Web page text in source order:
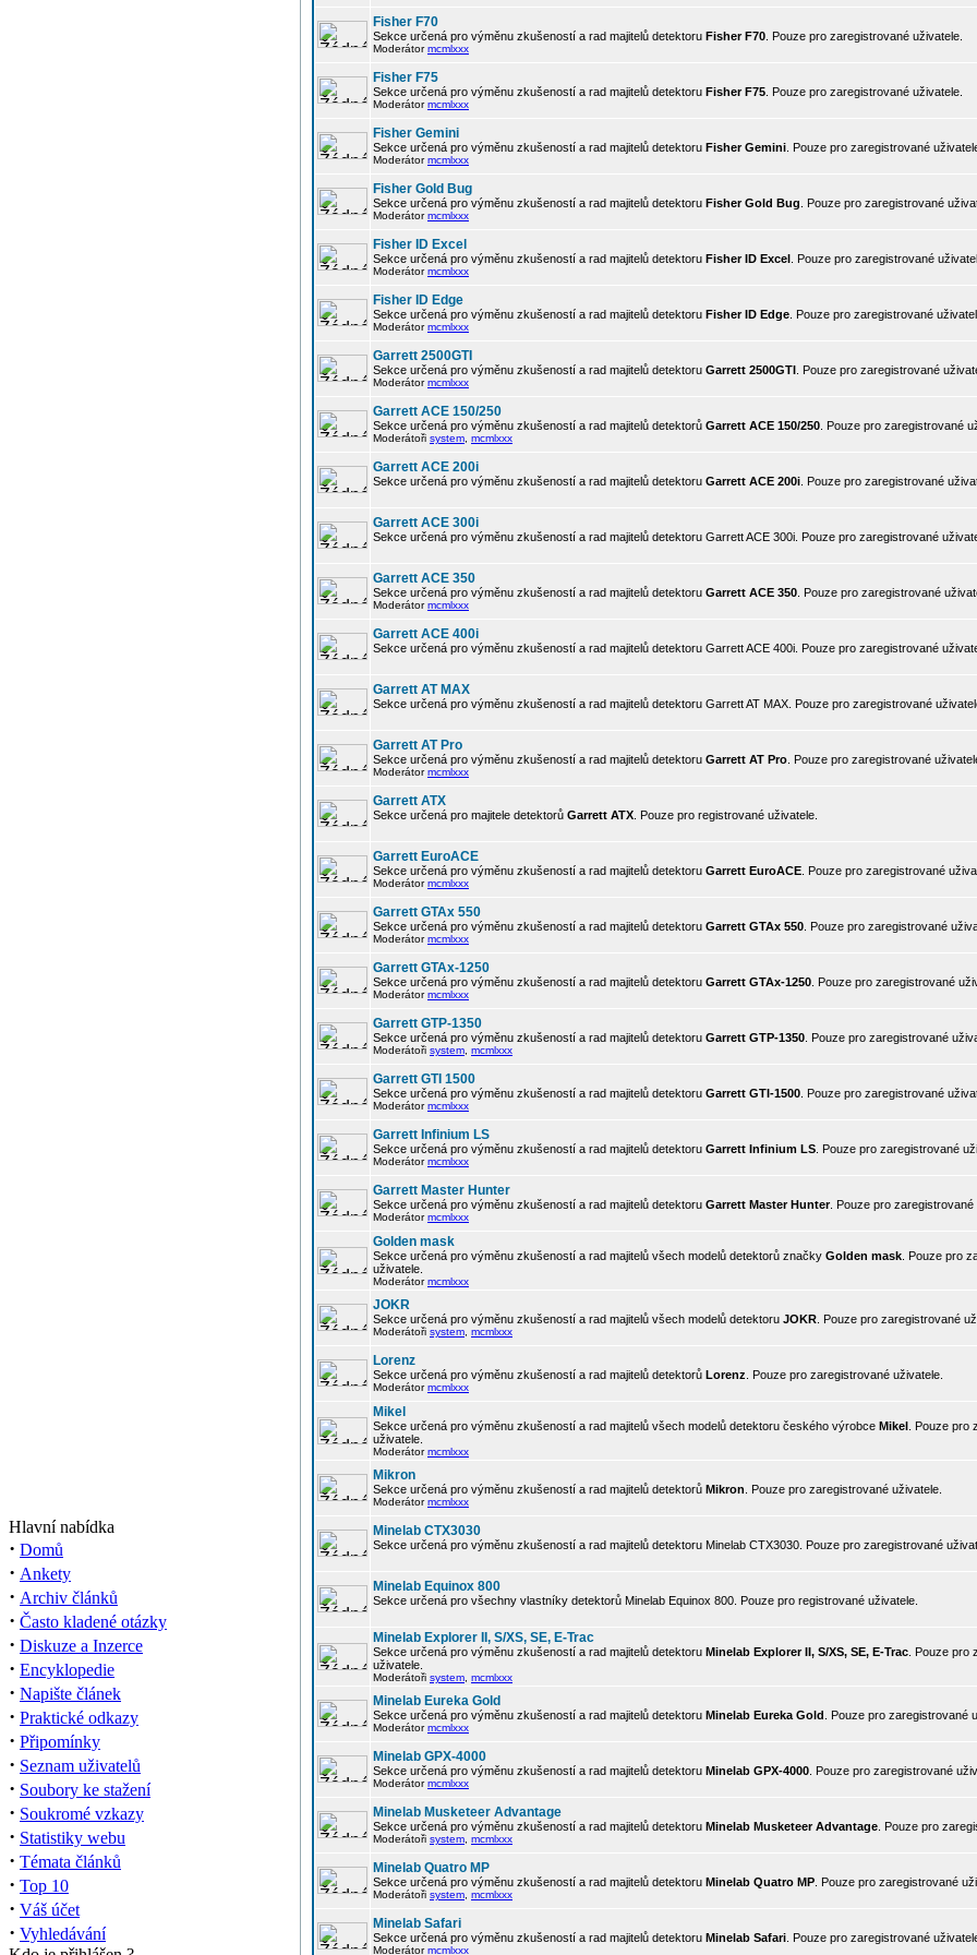
Hlavní nabídka
· Domů
· Ankety
· Archiv článků
· Často kladené otázky
· Diskuze a Inzerce
· Encyklopedie
· Napište článek
· Praktické odkazy
· Připomínky
· Seznam uživatelů
· Soubory ke stažení
· Soukromé vzkazy
· Statistiky webu
· Témata článků
· Top 10
· Váš účet
· Vyhledávání
Fisher F70
Sekce určená pro výměnu zkušeností a rad majitelů detektoru Fisher F70 . Pouze pro zaregistrované uživatele.
Moderátormcmlxxx
Fisher F75
Sekce určená pro výměnu zkušeností a rad majitelů detektoru Fisher F75 . Pouze pro zaregistrované uživatele.
Moderátormcmlxxx
Fisher Gemini
Sekce určená pro výměnu zkušeností a rad majitelů detektoru Fisher Gemini . Pouze pro zaregistrované
Moderátormcmlxxx
Fisher Gold Bug
Sekce určená pro výměnu zkušeností a rad majitelů detektoru Fisher Gold Bug . Pouze pro zaregistrované
Moderátormcmlxxx
Fisher ID Excel
Sekce určená pro výměnu zkušeností a rad majitelů detektoru Fisher ID Excel . Pouze pro zaregistrované
Moderátormcmlxxx
Fisher ID Edge
Sekce určená pro výměnu zkušeností a rad majitelů detektoru Fisher ID Edge . Pouze pro zaregistrované
Moderátormcmlxxx
Garrett 2500GTI
Sekce určená pro výměnu zkušeností a rad majitelů detektoru Garrett 2500GTI . Pouze pro zaregistrované
Moderátormcmlxxx
Garrett ACE 150/250
Sekce určená pro výměnu zkušeností a rad majitelů detektorů Garrett ACE 150/250 . Pouze pro zaregistrované
Moderátoři system mcmlxxx
Garrett ACE 200i
Sekce určená pro výměnu zkušeností a rad majitelů detektoru Garrett ACE 200i . Pouze pro zaregistrované
Garrett ACE 300i
Sekce určená pro výměnu zkušeností a rad majitelů detektoru Garrett ACE 300i. Pouze pro zaregistrované
Garrett ACE 350
Sekce určená pro výměnu zkušeností a rad majitelů detektoru Garrett ACE 350 . Pouze pro zaregistrované
Moderátormcmlxxx
Garrett ACE 400i
Sekce určená pro výměnu zkušeností a rad majitelů detektoru Garrett ACE 400i. Pouze pro zaregistrované
Garrett AT MAX
Sekce určená pro výměnu zkušeností a rad majitelů detektoru Garrett AT MAX. Pouze pro zaregistrované
Garrett AT Pro
Sekce určená pro výměnu zkušeností a rad majitelů detektoru Garrett AT Pro . Pouze pro zaregistrované
Moderátormcmlxxx
Garrett ATX
Sekce určená pro majitele detektorů Garrett ATX . Pouze pro registrované uživatele.
Garrett EuroACE
Sekce určená pro výměnu zkušeností a rad majitelů detektoru Garrett EuroACE . Pouze pro zaregistrované
Moderátormcmlxxx
Garrett GTAx 550
Sekce určená pro výměnu zkušeností a rad majitelů detektoru Garrett GTAx 550 . Pouze pro zaregistrované
Moderátormcmlxxx
Garrett GTAx-1250
Sekce určená pro výměnu zkušeností a rad majitelů detektoru Garrett GTAx-1250 . Pouze pro zaregistrované
Moderátormcmlxxx
Garrett GTP-1350
Sekce určená pro výměnu zkušeností a rad majitelů detektoru Garrett GTP-1350 . Pouze pro zaregistrované
Moderátoři system mcmlxxx
Garrett GTI 1500
Sekce určená pro výměnu zkušeností a rad majitelů detektoru Garrett GTI-1500 . Pouze pro zaregistrované
Moderátormcmlxxx
Garrett Infinium LS
Sekce určená pro výměnu zkušeností a rad majitelů detektoru Garrett Infinium LS . Pouze pro zaregistrované
Moderátormcmlxxx
Garrett Master Hunter
Sekce určená pro výměnu zkušeností a rad majitelů detektoru Garrett Master Hunter. Pouze pro zaregistrované
Moderátormcmlxxx
Golden mask
Sekce určená pro výměnu zkušeností a rad majitelů všech modelů detektorů značky Golden mask . Pouze pro
uživatele.
Moderátormcmlxxx
JOKR
Sekce určená pro výměnu zkušeností a rad majitelů všech modelů detektoru JOKR . Pouze pro zaregistrované
Moderátoři system mcmlxxx
Lorenz
Sekce určená pro výměnu zkušeností a rad majitelů detektorů Lorenz . Pouze pro zaregistrované uživatele.
Moderátormcmlxxx
Mikel
Sekce určená pro výměnu zkušeností a rad majitelů všech modelů detektoru českého výrobce Mikel . Pouze pro
uživatele.
Moderátormcmlxxx
Mikron
Sekce určená pro výměnu zkušeností a rad majitelů detektorů Mikron . Pouze pro zaregistrované uživatele.
Moderátormcmlxxx
Minelab CTX3030
Sekce určená pro výměnu zkušeností a rad majitelů detektoru Minelab CTX3030. Pouze pro zaregistrované
Minelab Equinox 800
Sekce určená pro všechny vlastníky detektorů Minelab Equinox 800. Pouze pro registrované uživatele.
Minelab Explorer II, S/XS, SE, E-Trac
Sekce určená pro výměnu zkušeností a rad majitelů detektoru Minelab Explorer II, S/XS, SE, E-Trac . Pouze pro
uživatele.
Moderátoři system mcmlxxx
Minelab Eureka Gold
Sekce určená pro výměnu zkušeností a rad majitelů detektoru Minelab Eureka Gold . Pouze pro zaregistrované
Moderátormcmlxxx
Minelab GPX-4000
Sekce určená pro výměnu zkušeností a rad majitelů detektoru Minelab GPX-4000 . Pouze pro zaregistrované
Moderátormcmlxxx
Minelab Musketeer Advantage
Sekce určená pro výměnu zkušeností a rad majitelů detektoru Minelab Musketeer Advantage . Pouze pro
Moderátoři system mcmlxxx
Minelab Quatro MP
Sekce určená pro výměnu zkušeností a rad majitelů detektoru Minelab Quatro MP . Pouze pro zaregistrované
Moderátoři system mcmlxxx
Minelab Safari
Sekce určená pro výměnu zkušeností a rad majitelů detektoru Minelab Safari . Pouze pro zaregistrované
Moderátormcmlxxx